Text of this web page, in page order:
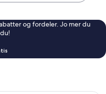
og fordeler. Jo mer du